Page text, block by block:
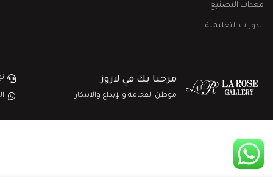
معدات التصنيع
الدورات التعليمية
مرحبا بك في لاروز
موطن الفخامة والإبداع والابتكار